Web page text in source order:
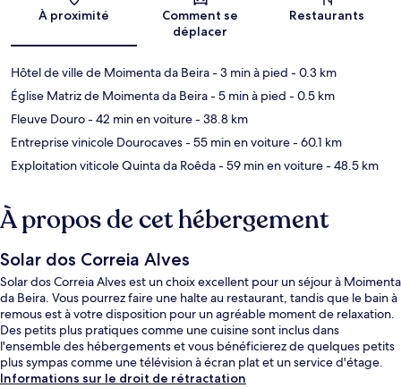
Carte
À proximité
Comment se
déplacer
Restaurants
Hôtel de ville de Moimenta da Beira- 3 min à pied - 0.3 km
Église Matriz de Moimenta da Beira- 5 min à pied - 0.5 km
Fleuve Douro- 42 min en voiture- 38.8 km
Entreprise vinicole Dourocaves- 55 min en voiture- 60.1 km
Exploitation viticole Quinta da Roêda- 59 min en voiture- 48.5 km
À propos de cet hébergement
Solar dos Correia Alves
Solar dos Correia Alves est un choix excellent pour un séjour à Moimenta
da Beira. Vous pourrez faire une halte au restaurant, tandis que le bain à
remous est à votre disposition pour un agréable moment de relaxation.
Des petits plus pratiques comme une cuisine sont inclus dans
l'ensemble des hébergements et vous bénéficierez de quelques petits
plus sympas comme une télévision à écran plat et un service d'étage.
Informations sur le droit de rétractation